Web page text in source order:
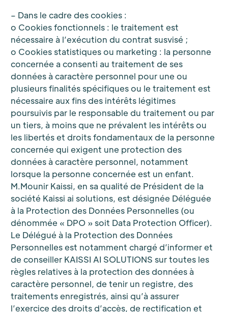
– Dans le cadre des cookies :
o Cookies fonctionnels : le traitement est
nécessaire à l’exécution du contrat susvisé ;
o Cookies statistiques ou marketing : la personne
concernée a consenti au traitement de ses
données à caractère personnel pour une ou
plusieurs finalités spécifiques ou le traitement est
nécessaire aux fins des intérêts légitimes
poursuivis par le responsable du traitement ou par
un tiers, à moins que ne prévalent les intérêts ou
les libertés et droits fondamentaux de la personne
concernée qui exigent une protection des
données à caractère personnel, notamment
lorsque la personne concernée est un enfant.
M.Mounir Kaissi, en sa qualité de Président de la
société Kaissi ai solutions, est désignée Déléguée
à la Protection des Données Personnelles (ou
dénommée « DPO » soit Data Protection Officer).
Le Délégué à la Protection des Données
Personnelles est notamment chargé d’informer et
de conseiller KAISSI AI SOLUTIONS sur toutes les
règles relatives à la protection des données à
caractère personnel, de tenir un registre, des
traitements enregistrés, ainsi qu’à assurer
l’exercice des droits d’accès, de rectification et